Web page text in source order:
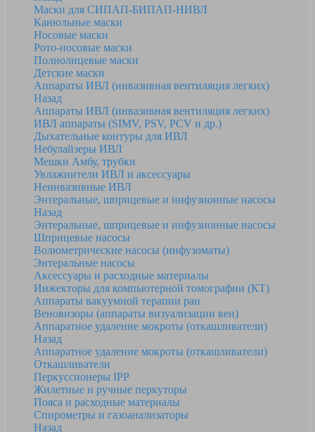
Маски для СИПАП-БИПАП-НИВЛ
Канюльные маски
Носовые маски
Рото-носовые маски
Полнолицевые маски
Детские маски
Аппараты ИВЛ (инвазивная вентиляция легких)
Назад
Аппараты ИВЛ (инвазивная вентиляция легких)
ИВЛ аппараты (SIMV, PSV, PCV и др.)
Дыхательные контуры для ИВЛ
Небулайзеры ИВЛ
Мешки Амбу, трубки
Увлажнители ИВЛ и аксессуары
Неинвазивные ИВЛ
Энтеральные, шприцевые и инфузионные насосы
Назад
Энтеральные, шприцевые и инфузионные насосы
Шприцевые насосы
Волюметрические насосы (инфузоматы)
Энтеральные насосы
Аксессуары и расходные материалы
Инжекторы для компьютерной томографии (КТ)
Аппараты вакуумной терапии ран
Веновизоры (аппараты визуализации вен)
Аппаратное удаление мокроты (откашливатели)
Назад
Аппаратное удаление мокроты (откашливатели)
Откашливатели
Перкуссионеры IPP
Жилетные и ручные перкуторы
Пояса и расходные материалы
Спирометры и газоанализаторы
Назад